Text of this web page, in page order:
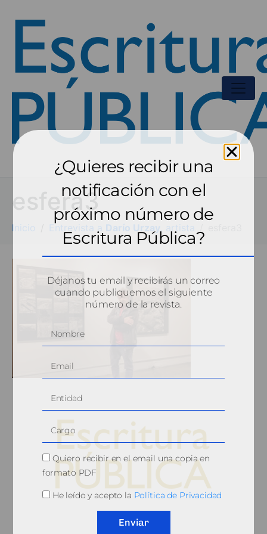
esfera3
Inicio Entrevista a Darío Urzay, artista
¿Quieres recibir una
notificación con el
próximo número de
Escritura Pública?
Déjanos tu email y recibirás un correo
cuando publiquemos el siguiente
número de la revista.
Quiero recibir en el email una copia en
formato PDF
He leído y acepto la Política de Privacidad
Enviar